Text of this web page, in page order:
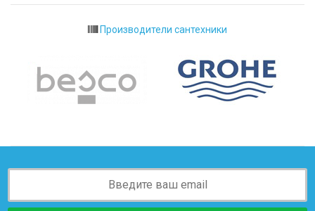
Производители сантехники